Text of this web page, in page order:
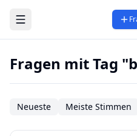
Zum Hauptinhalt springen
Fragen mit Tag
Neueste Meiste Stimmen